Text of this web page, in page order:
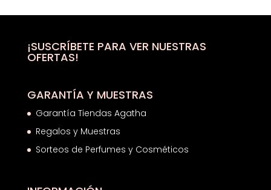
era:
es:
¡SUSCRÍBETE PARA VER NUESTRAS
OFERTAS!
GARANTÍA Y MUESTRAS
Garantía Tiendas Agatha
Regalos y Muestras
Sorteos de Perfumes y Cosméticos